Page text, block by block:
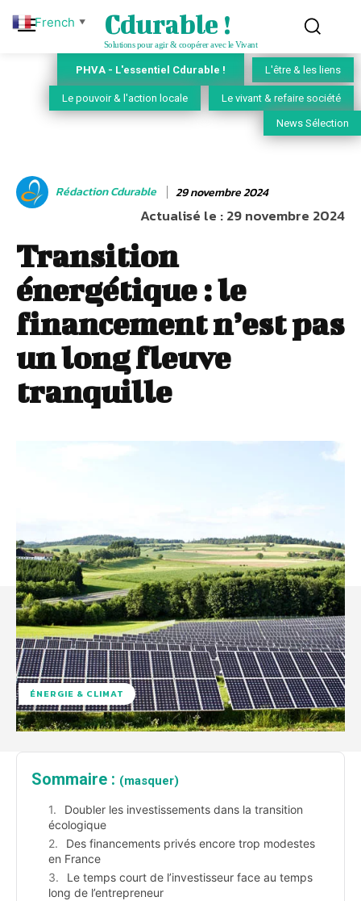
Cdurable !
Solutions pour agir & coopérer avec le Vivant
PHVA - L'essentiel Cdurable ! L'être & les liens
Le pouvoir & l'action locale Le vivant & refaire société
News Sélection
Rédaction Cdurable 29 novembre 2024
Actualisé le :29 novembre 2024
Transition
énergétique : le
financement n’est pas
un long fleuve
tranquille
ÉNERGIE & CLIMAT
Sommaire : (masquer)
Doubler les investissements dans la transition
écologique
Des financements privés encore trop modestes
en France
Le temps court de l’investisseur face au temps
long de l’entrepreneur
French ▼